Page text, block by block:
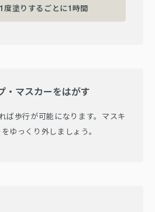
度塗りするごとに1時間
マスカーをはがす
ば歩行が可能になります。マスキ
ゆっくり外しましょう。